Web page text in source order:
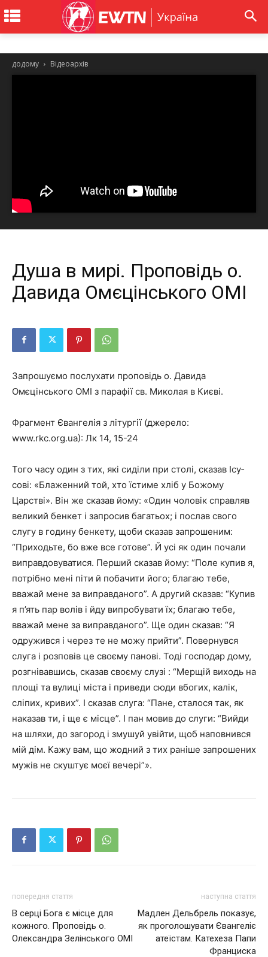
додому Відеоархів
Душа в мирі. Проповідь о.
Давида Омєцінського ОМІ
Запрошуємо послухати проповідь о. Давида
Омєцінського ОМІ з парафії св. Миколая в Києві.
Фрагмент Євангелія з літургії (джерело:
www.rkc.org.ua): Лк 14, 15-24
Того часу один з тих, які сиділи при столі, сказав Ісу­
сові: «Блаженний той, хто їстиме хліб у Божому
Царстві». Він же сказав йому: «Один чоловік справляв
великий бенкет і запросив багатьох; і послав свого
слугу в годину бенкету, щоби сказав запрошеним:
“Приходьте, бо вже все готове”. Й усі як один почали
виправдовуватися. Перший ска­зав йому: “Поле купив я,
потрібно мені піти й побачити його; благаю тебе,
вважай мене за виправданого”. А дру­гий сказав: “Купив
я п’ять пар волів і йду випробувати їх; благаю тебе,
вважай мене за виправданого”. Ще один сказав: “Я
одружився і через те не можу прийти”. Повернувся
слуга і розповів це своєму панові. Тоді господар дому,
розгнівавшись, сказав своєму слузі : “Мерщій виходь на
площі та вулиці міста і приведи сюди вбогих, калік,
сліпих, кривих”. І сказав слуга: “Пане, сталося так, як
наказав ти, і ще є місце”. І пан мовив до слуги: “Вийди
на шляхи, до загород і змушуй увійти, щоб наповнився
мій дім. Кажу вам, що жодний з тих раніше запрошених
мужів не скуштує моєї вечері”».
попередня стаття
В серці Бога є місце для
кожного. Проповідь о.
Олександра Зелінського ОМІ
наступна стаття
Мадлен Дельбрель показує,
як проголошувати Євангеліє
атеїстам. Катехеза Папи
Франциска